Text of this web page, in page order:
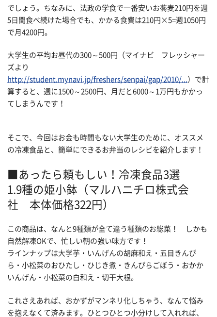
でしょう。ちなみに、法政の学食で一番安いお蕎麦210円を週
5日間食べ続けた場合でも、かかる食費は210円×5=週1050円
で月4200円。
大学生の平均お昼代の300～500円（マイナビ フレッシャー
ズより
http://student.mynavi.jp/freshers/senpai/gap/2010/... ）で計
算すると、週に1500～2500円、月だと6000～1万円もかかっ
てしまうんです！
そこで、今回はお金も時間もない大学生のために、オススメ
の冷凍食品と、簡単にできるお弁当のレシピを紹介します！
■あったら頼もしい！冷凍食品3選
1.9種の姫小鉢（マルハニチロ株式会
社 本体価格322円）
この商品は、なんと9種類が全て違う種類のお総菜！ しかも
自然解凍OKで、忙しい朝の強い味方です！
ラインナップは大学芋・いんげんの胡麻和え・五目きんぴ
ら・小松菜のおひたし・ひじき煮・きんぴらごぼう・おかか
いんげん・小松菜の白和え・切干大根。
これさえあれば、おかずがマンネリ化しちゃう、なんて悩み
を抱えなくて済みます。ひとつひとつ小分けして入れれば、